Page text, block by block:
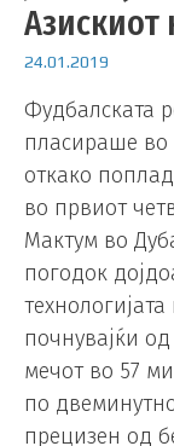
Азискиот
24.01.2019
Фудбалската
пласираше во
откако
во првиот
Мактум во
погодок
почнувајќи
мечот во 57
по
прецизен од